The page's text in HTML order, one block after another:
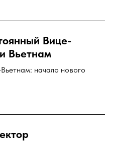
Вице-
Вьетнам
начало нового